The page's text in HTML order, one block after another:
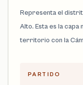
Representa el
Alto. Esta es la
territorio con la
PARTIDO